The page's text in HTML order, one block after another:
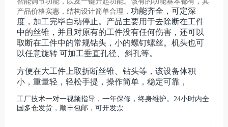
产品价格实惠，结构设计简单合理， 功能齐全，可定深
度，加工完毕自动停止。产品主要用于去除断在工件
中的丝锥，并且对原有的工件没有任何伤害，还可以
取断在工件中的常规钻头，小的螺钉螺丝。机头也可
以任意旋转 可加工垂直孔径、斜孔等。
方便在大工件上取折断丝锥、钻头等，该设备体积
小，重量轻，轻松手提，操作简单，稳定可靠，
工厂技术一对一视频指导，一年保修，终身维护。24小时内全
国多仓发货，顺丰包邮，可开发票